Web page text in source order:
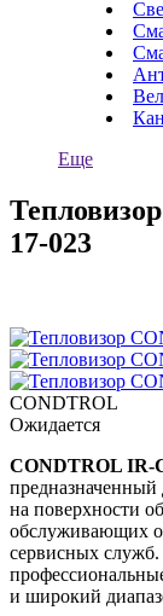
Еще
17-023
CONDTROL
Ожидается
CONDTROL IR-
предназначенный
на поверхности
обслуживающих
сервисных
и широкий